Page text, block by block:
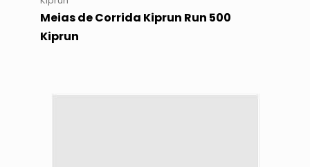
Meias de Corrida Kiprun Run 500
Kiprun